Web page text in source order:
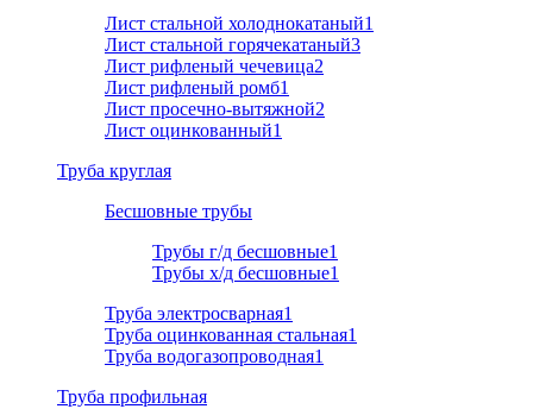
Лист стальной холоднокатаный1
Лист стальной горячекатаный3
Лист рифленый чечевица2
Лист рифленый ромб1
Лист просечно-вытяжной2
Лист оцинкованный1
Труба круглая
Бесшовные трубы
Трубы г/д бесшовные1
Трубы х/д бесшовные1
Труба электросварная1
Труба оцинкованная стальная1
Труба водогазопроводная1
Труба профильная